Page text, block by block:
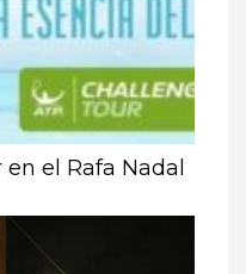
el Rafa Nadal